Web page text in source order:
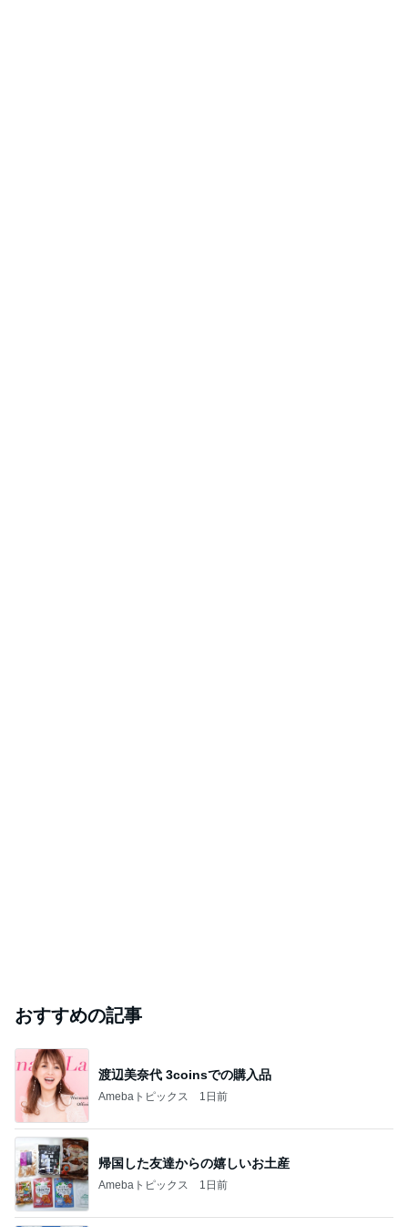
おすすめの記事
渡辺美奈代 3coinsでの購入品
Amebaトピックス 1日前
帰国した友達からの嬉しいお土産
Amebaトピックス 1日前